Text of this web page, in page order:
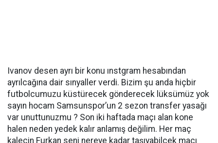
Ivanov desen ayrı bir konu ınstgram hesabından
ayrılcağına dair sınyaller verdi. Bizim şu anda hiçbir
futbolcumuzu küstürecek gönderecek lüksümüz yok
sayın hocam Samsunspor’un 2 sezon transfer yasağı
var unuttunuzmu ? Son iki haftada maçı alan kone
halen neden yedek kalır anlamış değilim. Her maç
kalecin Furkan seni nereye kadar taşıyabilcek maçı